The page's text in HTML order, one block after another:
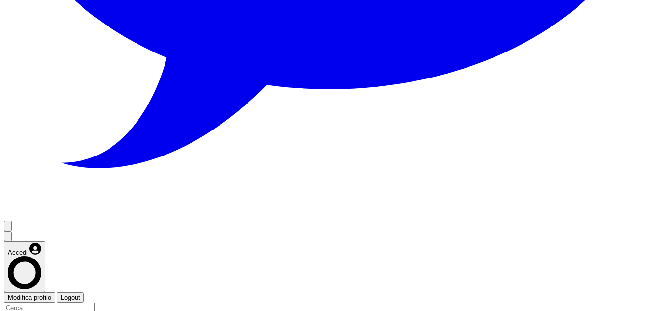
Accedi
Modifica profilo Logout